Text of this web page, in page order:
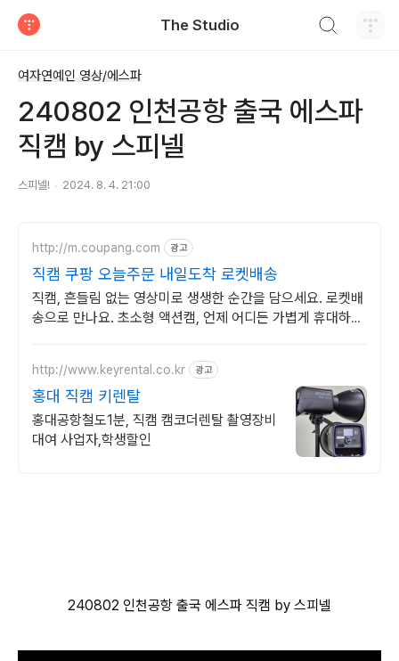
The Studio
여자연예인 영상/에스파
240802 인천공항 출국 에스파
직캠 by 스피넬
스피넬! 2024. 8. 4. 21:00
http://m.coupang.com 광고
직캠 쿠팡 오늘주문 내일도착 로켓배송
직캠, 흔들림 없는 영상미로 생생한 순간을 담으세요. 로켓배
송으로 만나요. 초소형 액션캠, 언제 어디든 가볍게 휴대하며
http://www.keyrental.co.kr 광고
홍대 직캠 키렌탈
홍대공항철도1분, 직캠 캠코더렌탈 촬영장비
대여 사업자,학생할인
240802 인천공항 출국 에스파 직캠 by 스피넬